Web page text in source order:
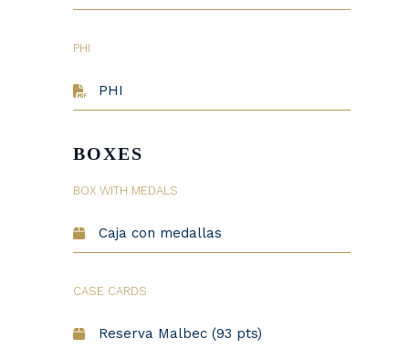
PHI
PHI
BOXES
BOX WITH MEDALS
Caja con medallas
CASE CARDS
Reserva Malbec (93 pts)